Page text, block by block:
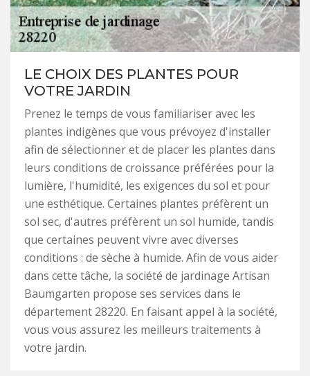
LE CHOIX DES PLANTES POUR
VOTRE JARDIN
Prenez le temps de vous familiariser avec les
plantes indigènes que vous prévoyez d'installer
afin de sélectionner et de placer les plantes dans
leurs conditions de croissance préférées pour la
lumière, l'humidité, les exigences du sol et pour
une esthétique. Certaines plantes préfèrent un
sol sec, d'autres préfèrent un sol humide, tandis
que certaines peuvent vivre avec diverses
conditions : de sèche à humide. Afin de vous aider
dans cette tâche, la société de jardinage Artisan
Baumgarten propose ses services dans le
département 28220. En faisant appel à la société,
vous vous assurez les meilleurs traitements à
votre jardin.